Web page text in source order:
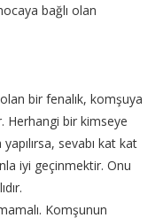
bağlı olan
bir fenalık, komşuya
Herhangi bir kimseye
sevabı kat kat
iyi geçinmektir. Onu
Komşunun